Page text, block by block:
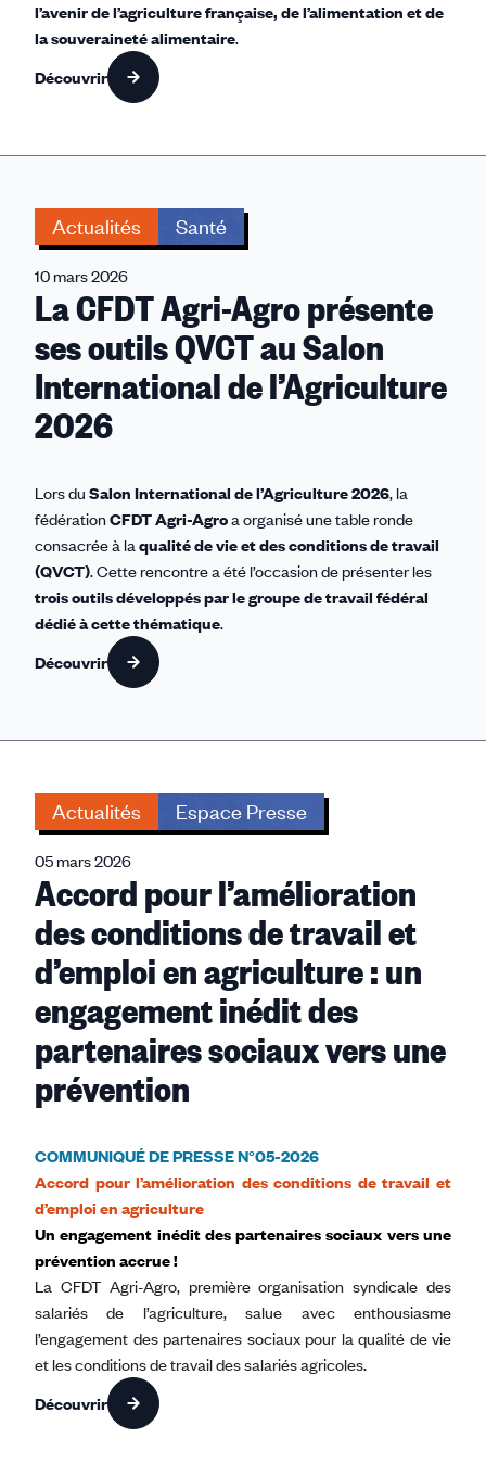
l’avenir de l’agriculture française, de l’alimentation et de
la souveraineté alimentaire.
Découvrir
Actualités Santé
10 mars 2026
La CFDT Agri-Agro présente
ses outils QVCT au Salon
International de l’Agriculture
2026
Lors du Salon International de l’Agriculture 2026, la
fédérationCFDT Agri-Agroa organisé une table ronde
consacrée à laqualité de vie et des conditions de travail
(QVCT). Cette rencontre a été l’occasion de présenter les
trois outils développés par le groupe de travail fédéral
dédié à cette thématique.
Découvrir
Actualités Espace Presse
05 mars 2026
Accord pour l’amélioration
des conditions de travail et
d’emploi en agriculture : un
engagement inédit des
partenaires sociaux vers une
prévention
COMMUNIQUÉ DE PRESSE N°05-2026
Accord pour l’amélioration des conditions de travail et
d’emploi en agriculture
Un engagement inédit des partenaires sociaux vers une
prévention accrue !
La CFDT Agri-Agro, première organisation syndicale des
salariés de l’agriculture, salue avec enthousiasme
l’engagement des partenaires sociaux pour la qualité de vie
et les conditions de travail des salariés agricoles.
Découvrir